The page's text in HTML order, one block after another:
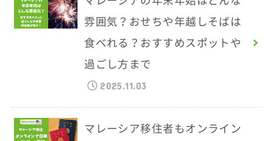
雰囲気？おせちや年越しそばは
食べれる？おすすめスポットや
過ごし方まで
2025.11.03
マレーシア移住者もオンライン